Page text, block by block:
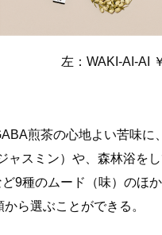
左：WAKI-AI-AI
煎茶の心地よい苦味
ャスミン）や、森林浴を
9種のムード（味）のほ
ら選ぶことができる。